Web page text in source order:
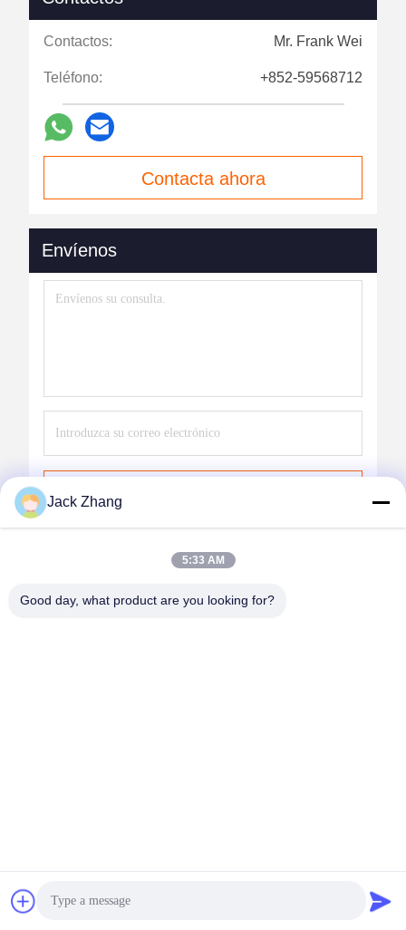
Contactos: Mr. Frank Wei
Teléfono: +852-59568712
Contacta ahora
Envíenos
de Copyright 2014-2026 Shenzhen Lean Kiosk Systems Co., Ltd. . Todos los
Jack Zhang
5:33 AM
Good day, what product are you looking for?